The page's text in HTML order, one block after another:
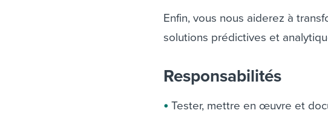
Enfin, vous nous aiderez à
solutions prédictives et
Responsabilités
Tester, mettre en œuvre et